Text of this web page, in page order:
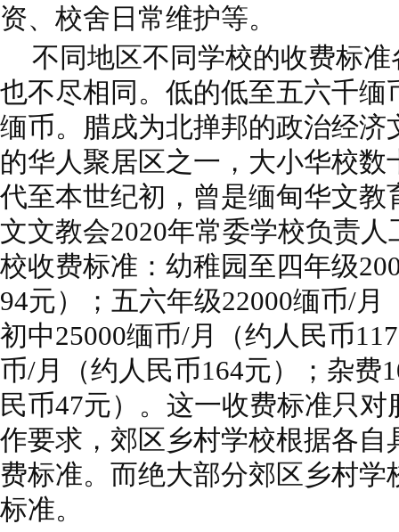
资、校舍日常维护等。
不同地区不同学校的收费标
也不尽相同。低的低至五六千缅
缅币。腊戌为北掸邦的政治经济
的华人聚居区之一，大小华校
代至本世纪初，曾是缅甸华文教
文文教会2020年常委学校负责
校收费标准：幼稚园至四年级
94元）；五六年级22000缅币/月
初中25000缅币/月（约人民币
币/月（约人民币164元）；杂费
民币47元）。这一收费标准只
作要求，郊区乡村学校根据各自
费标准。而绝大部分郊区乡村
标准。